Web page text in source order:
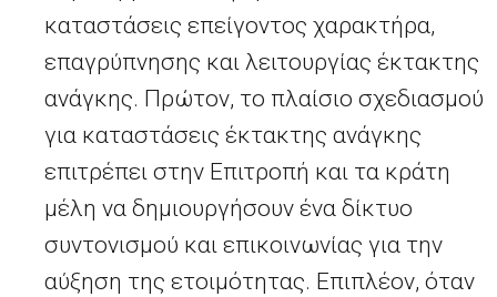
καταστάσεις επείγοντος χαρακτήρα,
επαγρύπνησης και λειτουργίας έκτακτης
ανάγκης. Πρώτον, το πλαίσιο σχεδιασμού
για καταστάσεις έκτακτης ανάγκης
επιτρέπει στην Επιτροπή και τα κράτη
μέλη να δημιουργήσουν ένα δίκτυο
συντονισμού και επικοινωνίας για την
αύξηση της ετοιμότητας. Επιπλέον, όταν